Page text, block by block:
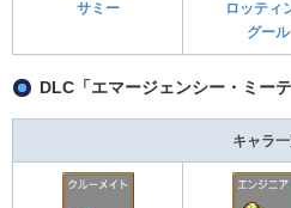
サミー
ロッティ
グール
DLC「エマージェンシー・ミーテ
キャラ